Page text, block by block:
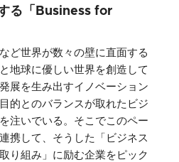
る「Business for
ど世界が数々の壁に直面する
地球に優しい世界を創造して
展を生み出すイノベーション
的とのバランスが取れたビジ
注いでいる。そこでこのペー
携して、そうした「ビジネス
り組み」に励む企業をピック